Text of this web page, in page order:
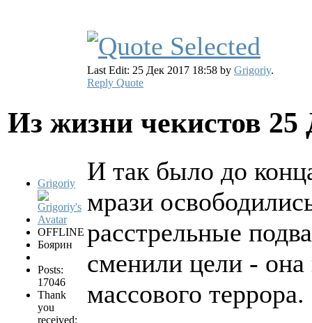
Last Edit: 25 Дек 2017 18:58 by Grigoriy.
Reply Quote
Из жизни чекистов 25
Grigoriy
OFFLINE
Боярин
Posts:
17046
Thank
you
received:
И так было до
мрази
расстрельные
сменили цели - она
массового террора.